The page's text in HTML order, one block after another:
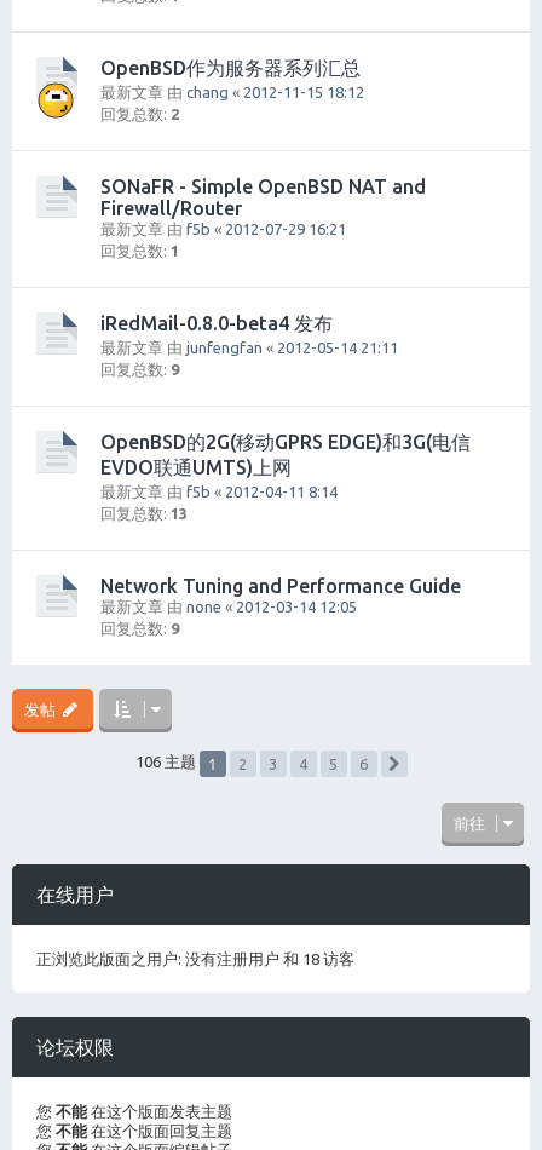
OpenBSD作为服务器系列汇总
最新文章 由 chang « 2012-11-15 18:12
回复总数: 2
SONaFR - Simple OpenBSD NAT and
Firewall/Router
最新文章 由 f5b « 2012-07-29 16:21
回复总数: 1
iRedMail-0.8.0-beta4 发布
最新文章 由 junfengfan « 2012-05-14 21:11
回复总数: 9
OpenBSD的2G(移动GPRS EDGE)和3G(电信
EVDO联通UMTS)上网
最新文章 由 f5b « 2012-04-11 8:14
回复总数: 13
Network Tuning and Performance Guide
最新文章 由 none « 2012-03-14 12:05
回复总数: 9
发帖
106 主题 1 2 3 4 5
6
前往
在线用户
正浏览此版面之用户: 没有注册用户 和 18 访客
论坛权限
您 不能 在这个版面发表主题
您 不能 在这个版面回复主题